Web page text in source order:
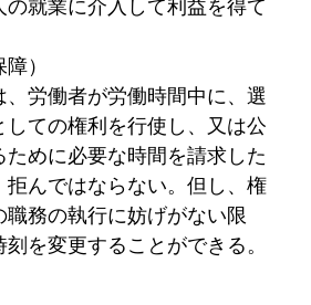
）
、労働者が労働時間中に、選
ての権利を行使し、又は公
めに必要な時間を請求した
んではならない。但し、権
務の執行に妨げがない限
を変更することができる。